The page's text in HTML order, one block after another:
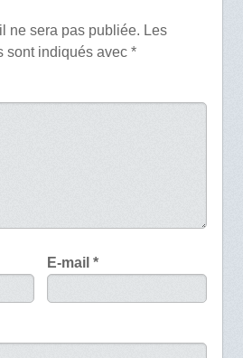
ne sera pas publiée. Les
sont indiqués avec *
E-mail*